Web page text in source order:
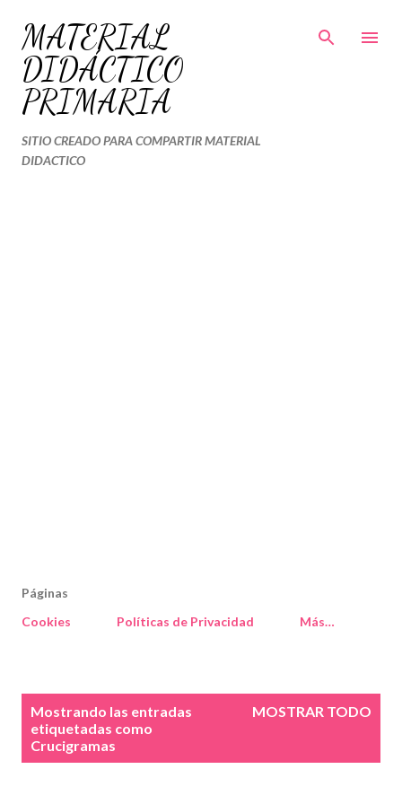
Ir al contenido principal
MATERIAL
DIDÁCTICO
PRIMARIA
SITIO CREADO PARA COMPARTIR MATERIAL
DIDACTICO
Páginas
Cookies
Políticas de Privacidad Más…
Mostrando las entradas
etiquetadas como
Crucigramas
MOSTRAR TODO